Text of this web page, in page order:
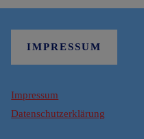
IMPRESSUM
Impressum
Datenschutzerklärung